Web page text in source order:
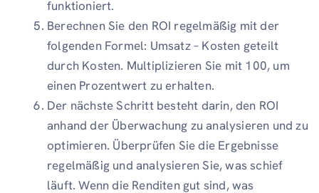
funktioniert.
Berechnen Sie den ROI regelmäßig mit der
folgenden Formel: Umsatz – Kosten geteilt
durch Kosten. Multiplizieren Sie mit 100, um
einen Prozentwert zu erhalten.
Der nächste Schritt besteht darin, den ROI
anhand der Überwachung zu analysieren und zu
optimieren. Überprüfen Sie die Ergebnisse
regelmäßig und analysieren Sie, was schief
läuft. Wenn die Renditen gut sind, was